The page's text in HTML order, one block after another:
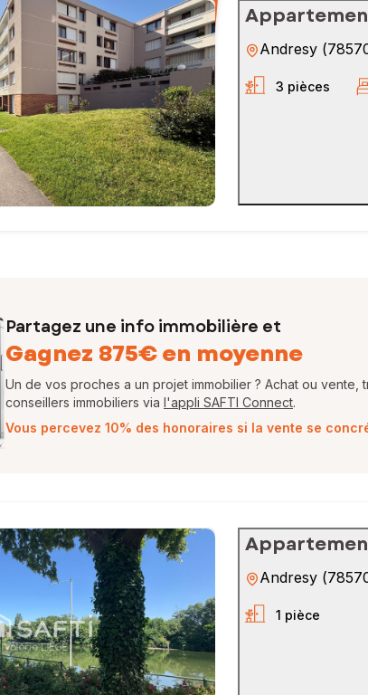
Andresy (
3 pièces
Partagez une info immobilière et
Gagnez 875€ en moyenne
Un de vos proches a un projet immobilier ? Achat ou vente,
conseillers immobiliers via l'appli SAFTI Connect.
Vous percevez 10% des honoraires si la vente se
Andresy (
1 pièce